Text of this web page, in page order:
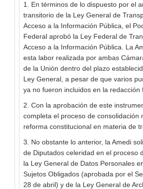
1. En términos de lo dispuesto por el
transitorio de la Ley General de
Acceso a la Información Pública, el
Federal aprobó la Ley Federal de
Acceso a la Información Pública. La
esta labor realizada por ambas
de la Unión dentro del plazo
Ley General, a pesar de que varios
ya no fueron incluidos en la redacción
2. Con la aprobación de este
completa el proceso de consolidación
reforma constitucional en materia de
3. No obstante lo anterior, la Amedi
de Diputados celeridad en el proceso
la Ley General de Datos Personales
Sujetos Obligados (aprobada por el
28 de abril) y de la Ley General de